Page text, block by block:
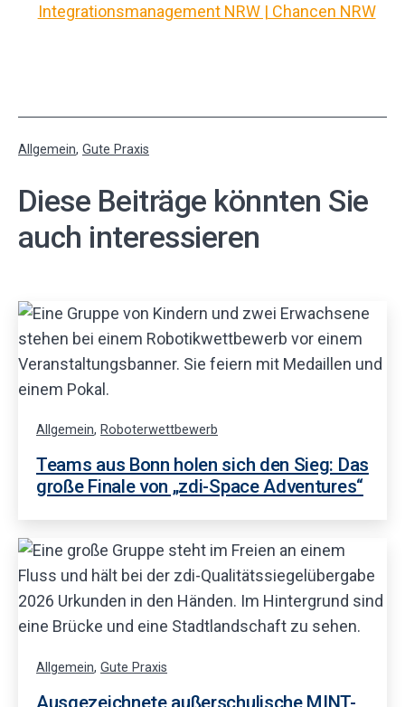
Integrationsmanagement NRW | Chancen NRW
Kategorisiert
Allgemein, Gute Praxis
Diese Beiträge könnten Sie
auch interessieren
Allgemein, Roboterwettbewerb
Teams aus Bonn holen sich den Sieg: Das
große Finale von „zdi-Space Adventures“
Allgemein, Gute Praxis
Ausgezeichnete außerschulische MINT-